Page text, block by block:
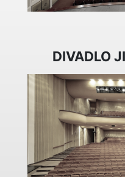
DIVADLO